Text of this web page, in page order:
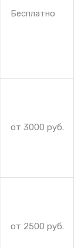
Бесплатно
от 3000 руб.
от 2500 руб.